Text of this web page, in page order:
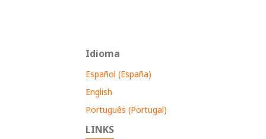
Idioma
Español (España)
English
Português (Portugal)
LINKS